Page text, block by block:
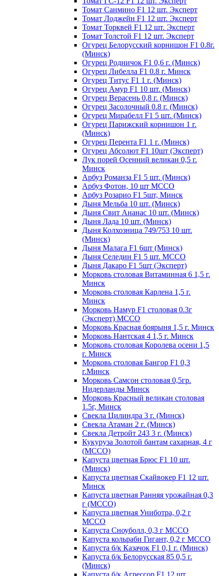
Томат Санмино F1 12 шт. Эксперт
Томат Лоджейн F1 12 шт. Эксперт
Томат Торквей F1 12 шт. Эксперт
Томат Толстой F1 12 шт. Эксперт
Огурец Белорусский корнишон F1 0.8г.
(Минск)
Огурец Родничок F1 0,6 г. (Минск)
Огурец Либелла F1 0.8 г. Минск
Огурец Титус F1 1 г. (Минск)
Огурец Амур F1 10 шт. (Минск)
Огурец Верасень 0,8 г. (Минск)
Огурец Засолочный 0.8 г. (Минск)
Огурец Мирабелл F1 5 шт. (Минск)
Огурец Парижский корнишон 1 г.
(Минск)
Огурец Перента F1 1 г. (Минск)
Огурец Абсолют F1 10шт (Эксперт)
Лук порей Осенний великан 0,5 г.
Минск
Арбуз Романза F1 5 шт. (Минск)
Арбуз Фотон, 10 шт МССО
Арбуз Розарио F1 5шт, Минск
Дыня Мельба 10 шт. (Минск)
Дыня Свит Ананас 10 шт. (Минск)
Дыня Лада 10 шт. (Минск)
Дыня Колхозница 749/753 10 шт.
(Минск)
Дыня Малага F1 6шт (Минск)
Дыня Селедин F1 5 шт. МССО
Дыня Дакаро F1 5шт (Эксперт)
Морковь столовая Витаминная 6 1,5 г.
Минск
Морковь столовая Карлена 1,5 г.
Минск
Морковь Намур F1 столовая 0.3г
(Эксперт) МССО
Морковь Красная боярыня 1,5 г. Минск
Морковь Нантская 4 1,5 г. Минск
Морковь столовая Королева осени 1,5
г. Минск
Морковь столовая Бангор F1 0,3
г.Минск
Морковь Самсон столовая 0,5гр.
Нидерланды Минск
Морковь Красный великан столовая
1.5г, Минск
Свекла Цилиндра 3 г. (Минск)
Свекла Атаман 2 г. (Минск)
Свекла Детройт 243 3 г. (Минск)
Кукуруза Золотой бантам сахарная, 4 г
(МССО)
Капуста цветная Брюс F1 10 шт.
(Минск)
Капуста цветная Скайвокер F1 12 шт.
Минск
Капуста цветная Ранняя урожайная 0,3
г (МССО)
Капуста цветная Униботра, 0,2 г
МССО
Капуста Сноуболл, 0,3 г МССО
Капуста кольраби Гигант, 0,2 г МССО
Капуста б/к Казачок F1 0,1 г. (Минск)
Капуста б/к Белорусская 85 0,5 г.
(Минск)
Капуста б/к Агрессор F1 12 шт.